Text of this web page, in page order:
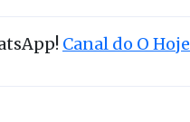
Canal do O Hoje